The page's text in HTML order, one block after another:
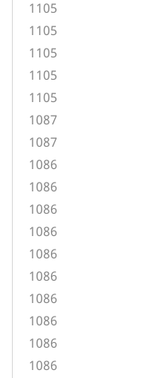
1105
1105
1105
1105
1105
1087
1087
1086
1086
1086
1086
1086
1086
1086
1086
1086
1086